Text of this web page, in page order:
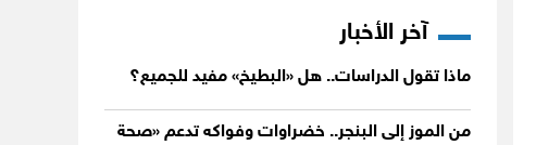
آخر الأخبار
ماذا تقول الدراسات.. هل «البطيخ» مفيد للجميع؟
من الموز إلى البنجر.. خضراوات وفواكه تدعم «صحة